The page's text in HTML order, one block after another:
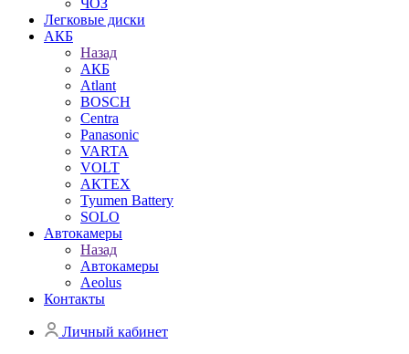
ЧОЗ
Легковые диски
АКБ
Назад
АКБ
Atlant
BOSCH
Centra
Panasonic
VARTA
VOLT
АКТЕХ
Tyumen Battery
SOLO
Автокамеры
Назад
Автокамеры
Aeolus
Контакты
Личный кабинет